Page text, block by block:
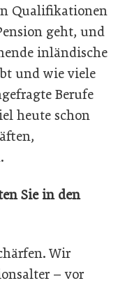
Qualifikationen
geht, und
inländische
und wie viele
Berufe
heute schon
Sie in den
Wir
– vor